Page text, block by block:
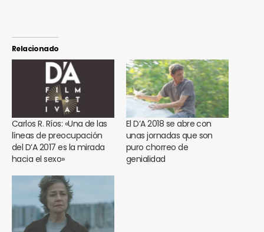
Relacionado
Carlos R. Ríos: «Una de las
líneas de preocupación
del D’A 2017 es la mirada
hacia el sexo»
El D’A 2018 se abre con
unas jornadas que son
puro chorreo de
genialidad